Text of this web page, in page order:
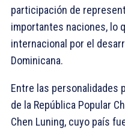
participación de
importantes naciones, lo
internacional por el
Dominicana.
Entre las personalidades
de la República Popular
Chen Luning, cuyo país